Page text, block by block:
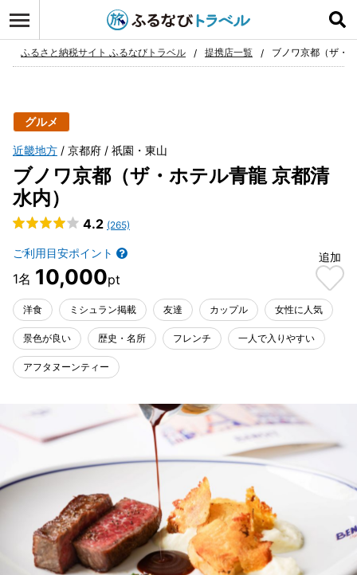
お気に入り
ふるさと納税サイト ふるなびトラベル 提携店一覧 ブノワ京都（ザ・
グルメ
近畿地方 京都府 祇園・東山
ブノワ京都（ザ・ホテル青龍 京都清
水内）
4.2 (265)
ご利用目安ポイント
10,000
追加
洋食 ミシュラン掲載 友達 カップル 女性に人気
景色が良い 歴史・名所 フレンチ 一人で入りやすい
アフタヌーンティー